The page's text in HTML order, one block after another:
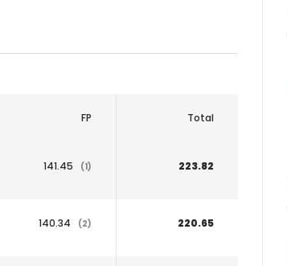
FP Total
141.45 (1) 223.82
140.34 (2) 220.65